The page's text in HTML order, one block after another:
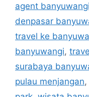
agent banyuwangi
denpasar
travel ke
banyuwangi,
surabaya
pulau menjangan,